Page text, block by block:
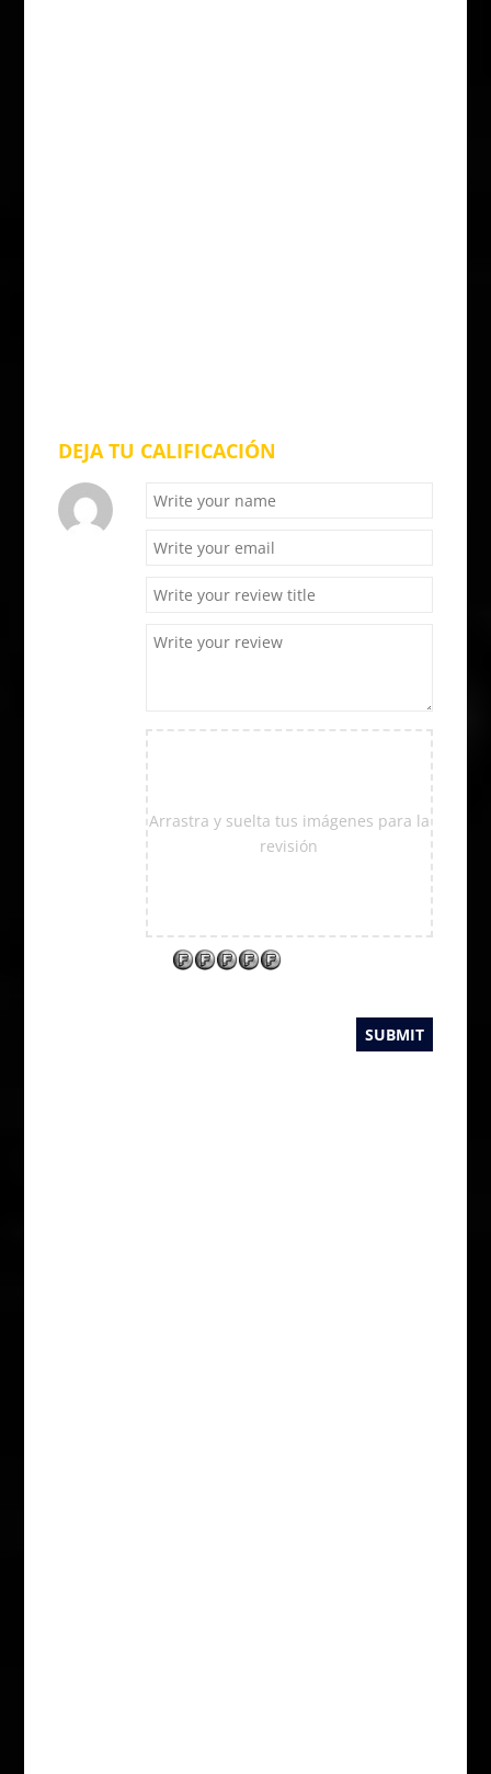
DEJA TU CALIFICACIÓN
Arrastra y suelta tus imágenes para la
revisión